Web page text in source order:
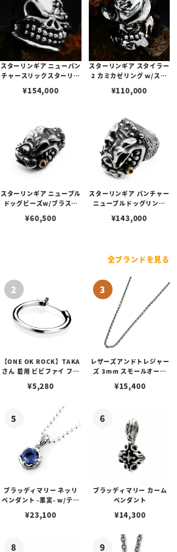
スターリンギア ニューパン
チャースリックスターリン
¥154,000
スターリンギア スタイラー
2 カミカゼリング w/ステ
¥110,000
スターリンギア ニューブル
ドッグビーズw/ブラスシ
¥60,500
スターリンギア パンチャー
ニューブルドッグリング
¥143,000
全ブランドを見る
【ONE OK ROCK】TAKA
さん 着用 ビビファイ フー
¥5,280
レザーズアンドトレジャー
ズ 3mm スモールオーバ
ブスタークラスプ＆LTロ
¥15,400
ブラッディマリー ネッリ
ペンダント -果実- w/ティ
¥23,100
ブラッディマリー カーム
ペンダント
¥14,300